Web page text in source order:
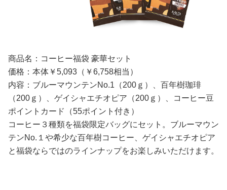
商品名：コーヒー福袋 豪華セット
価格：本体￥5,093（￥6,758相当）
内容：ブルーマウンテンNo.1（200ｇ）、百年樹珈琲
（200ｇ）、ゲイシャエチオピア（200ｇ）、コーヒー豆
ポイントカード（55ポイント付き）
コーヒー３種類を福袋限定バッグにセット。ブルーマウン
テンNo.１や希少な百年樹コーヒー、ゲイシャエチオピア
と福袋ならではのラインナップをお楽しみいただけます。